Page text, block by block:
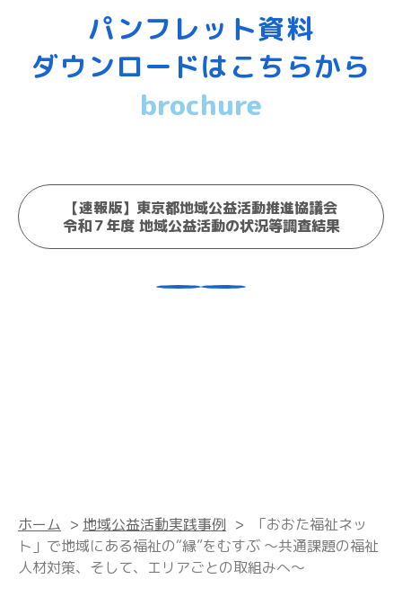
パンフレット資料
ダウンロードはこちらから
brochure
【速報版】東京都地域公益活動推進協議会
令和７年度 地域公益活動の状況等調査結果
ホーム > 地域公益活動実践事例 >
「おおた福祉ネッ
ト」で地域にある福祉の“縁”をむすぶ 〜共通課題の福祉
人材対策、そして、エリアごとの取組みへ〜